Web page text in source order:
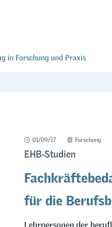
in Forschung und Praxis
01/09/17 Forschung
EHB-Studien
für die